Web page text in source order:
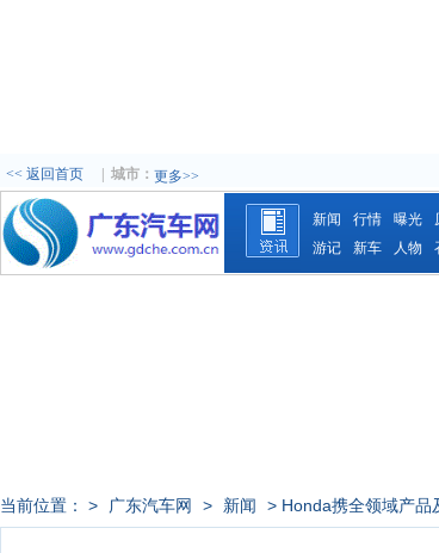
<< 返回首页 城市： 更多>>
新闻 行情 曝光
游记
新车 人物
当前位置： > 广东汽车网 > 新闻 > Honda携全领域产品